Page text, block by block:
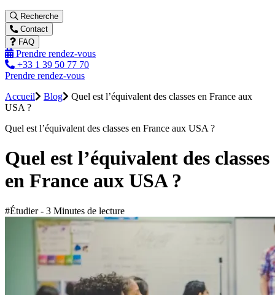
Recherche
Contact
FAQ
Prendre rendez-vous
+33 1 39 50 77 70
Prendre rendez-vous
Accueil
Blog
Quel est l’équivalent des classes en France aux
USA ?
Quel est l’équivalent des classes en France aux USA ?
Quel est l’équivalent des classes
en France aux USA ?
#Étudier - 3 Minutes de lecture